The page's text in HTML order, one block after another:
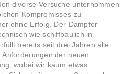
diverse Versuche unternommen
Kompromisses zu
ohne Erfolg. Der Dampfer
wie schiffbaulich in
bereits seit drei Jahren alle
der neuen
wobei wir kaum etwas